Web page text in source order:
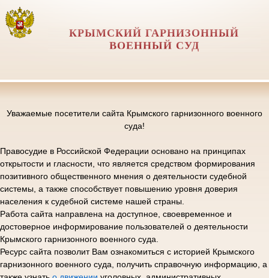
КРЫМСКИЙ ГАРНИЗОННЫЙ
ВОЕННЫЙ СУД
Уважаемые посетители сайта Крымского гарнизонного военного
суда!
Правосудие в Российской Федерации основано на принципах
открытости и гласности, что является средством формирования
позитивного общественного мнения о деятельности судебной
системы, а также способствует повышению уровня доверия
населения к судебной системе нашей страны.
Работа сайта направлена на доступное, своевременное и
достоверное информирование пользователей о деятельности
Крымского гарнизонного военного суда.
Ресурс сайта позволит Вам ознакомиться с историей Крымского
гарнизонного военного суда, получить справочную информацию, а